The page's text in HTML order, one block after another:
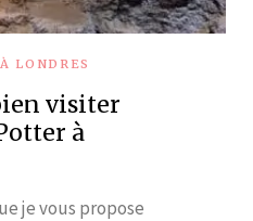
LONDRES
visiter
à
je vous propose